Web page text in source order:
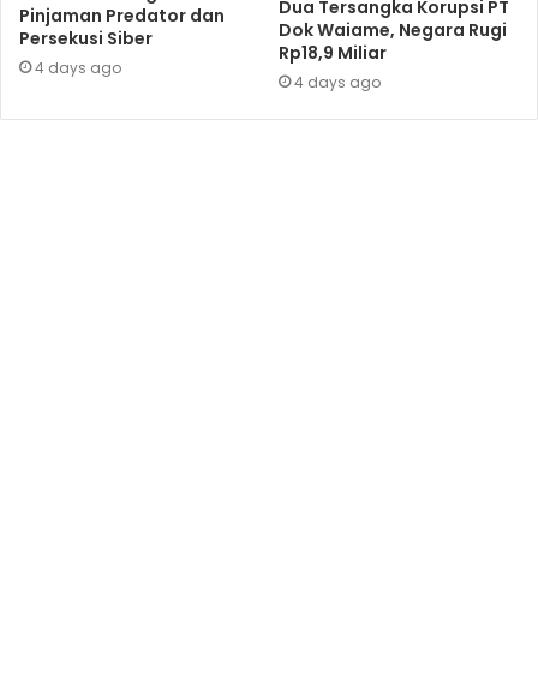
Pinjaman Predator dan
Persekusi Siber
4 days ago
Dua Tersangka Korupsi PT
Dok Waiame, Negara Rugi
Rp18,9 Miliar
4 days ago